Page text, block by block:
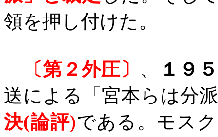
領を押し付けた。
〔第２外圧〕 、
１９
送による「宮本らは分
決(論評)である。 モス